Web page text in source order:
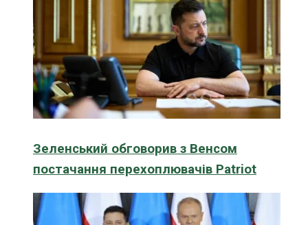
Зеленський обговорив з Венсом
постачання перехоплювачів Patriot